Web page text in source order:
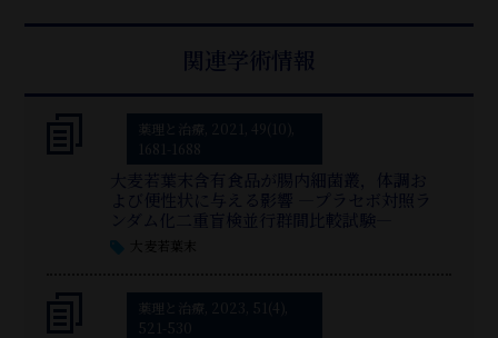
関連学術情報
薬理と治療, 2021, 49(10),
1681-1688
大麦若葉末含有食品が腸内細菌叢，体調お
よび便性状に与える影響 ―プラセボ対照ラ
ンダム化二重盲検並行群間比較試験―
大麦若葉末
薬理と治療, 2023, 51(4),
521-530